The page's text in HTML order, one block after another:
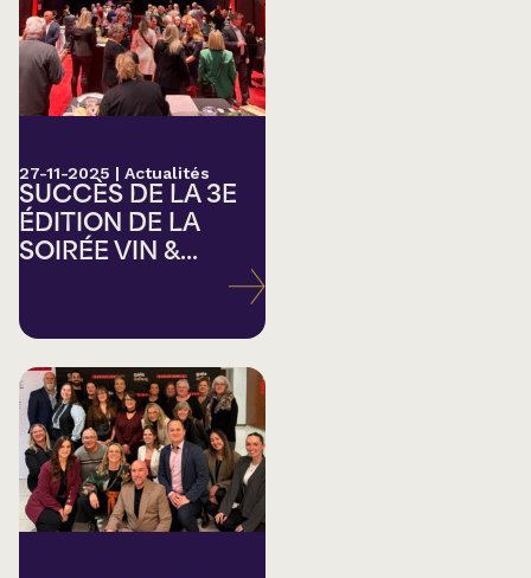
27-11-2025 | Actualités
SUCCÈS DE LA 3E
ÉDITION DE LA
SOIRÉE VIN &...